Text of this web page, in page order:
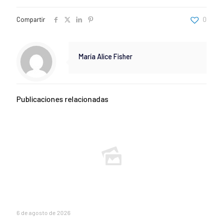
Compartir 0
María Alice Fisher
Publicaciones relacionadas
6 de agosto de 2026